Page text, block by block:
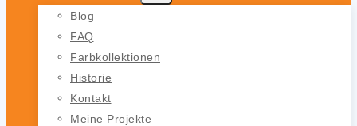
Blog
FAQ
Farbkollektionen
Historie
Kontakt
Meine Projekte